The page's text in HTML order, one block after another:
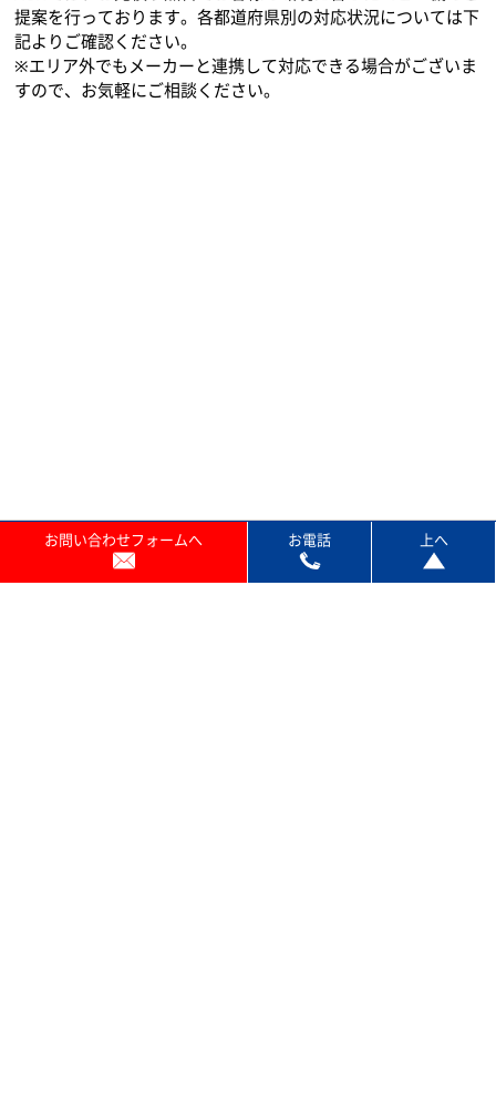
※エリア外でもメーカーと連携して対応できる場合がございま
すので、お気軽にご相談ください。
保守サービス
お問い合わせフォームへ お電話 上へ